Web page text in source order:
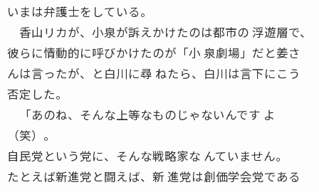
いまは弁護士をしている。
香山リカが、小泉が訴えかけたのは都市の 浮遊層で、
彼らに情動的に呼びかけたのが「小 泉劇場」だと姜さ
んは言ったが、と白川に尋 ねたら、白川は言下にこう
否定した。
「あのね、そんな上等なものじゃないんです よ
（笑）。
自民党という党に、そんな戦略家な んていません。
たとえば新進党と闘えば、新 進党は創価学会党である